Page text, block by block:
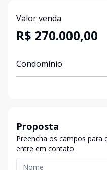
Valor venda
R$ 270.000,00
Condomínio
Proposta
Preencha os campos para
entre em contato